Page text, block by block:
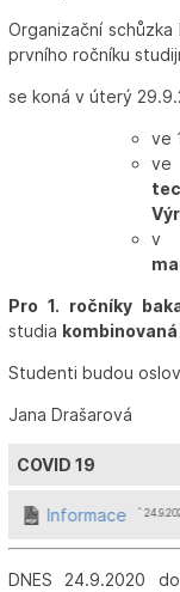
Organizační
prvního ročníku
se koná v úterý
ve
ve
v
Pro 1. ročníky
studia kombinovaná
Studenti budou
Jana Drašarová
COVID 19
Informace ˆ
DNES 24.9.2020